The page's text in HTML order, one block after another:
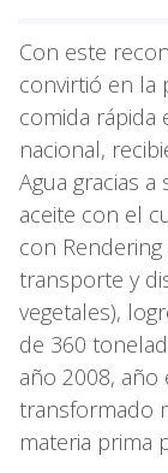
Con este
convirtió en la
comida rápida
nacional,
Agua gracias
aceite con el
con
transporte y
vegetales),
de 360
año 2008, año
transformado
materia prima